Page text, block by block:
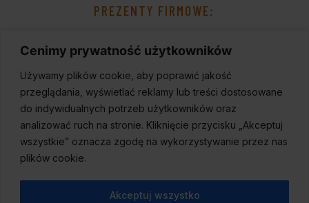
Cenimy prywatność użytkowników
Używamy plików cookie, aby poprawić jakość
przeglądania, wyświetlać reklamy lub treści dostosowane
do indywidualnych potrzeb użytkowników oraz
analizować ruch na stronie. Kliknięcie przycisku „Akceptuj
wszystkie” oznacza zgodę na wykorzystywanie przez nas
plików cookie.
Akceptuj wszystko
PREZENTY FIRMOWE: